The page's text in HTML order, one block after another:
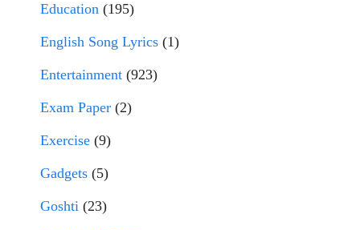
Education (195)
English Song Lyrics (1)
Entertainment (923)
Exam Paper (2)
Exercise (9)
Gadgets (5)
Goshti (23)